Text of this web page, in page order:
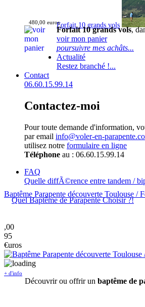
Forfait 10 grands vols
480,00 euros
Forfait 10 grands vols,
voir mon panier
poursuivre mes achâts...
Actualité
Restez branché !...
Contact
06.60.15.99.14
Contactez-moi
Pour toute demande d'information,
par email info@voler-en-
utilisez notre formulaire en ligne
Téléphone au : 06.60.15.99.14
FAQ
Quelle diffÃ©rence entre tandem /
Quel Baptême de Parapente Choisir ?!
Baptême Parapente découverte Toulouse /
,00
95
€uros
+ d'info
Découvrir ou offrir un baptême de